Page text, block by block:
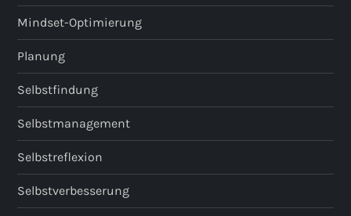
Mindset-Optimierung
Planung
Selbstfindung
Selbstmanagement
Selbstreflexion
Selbstverbesserung